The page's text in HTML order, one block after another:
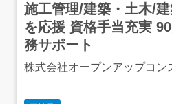
施工管理/建築・土木/
を応援 資格手当充実
務サポート
株式会社オープンアップコン